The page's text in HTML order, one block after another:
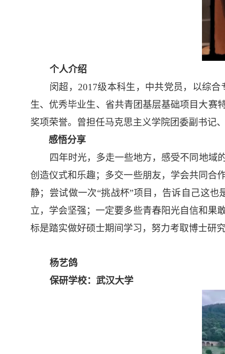
个人介绍
闵超， 2017级本科生，中共党员，以综
生、优秀毕业生、省共青团基层基础项目大赛
奖项荣誉。曾担任马克思主义学院团委副书记
感悟分享
四年时光，多走一些地方，感受不同地域
创造仪式和乐趣；多交一些朋友，学会共同合
静；尝试做一次“挑战杯”项目，告诉自己这
立，学会坚强；一定要多些青春阳光自信和果
标是踏实做好硕士期间学习，努力考取博士研究
杨艺鸽
保研学校：武汉大学